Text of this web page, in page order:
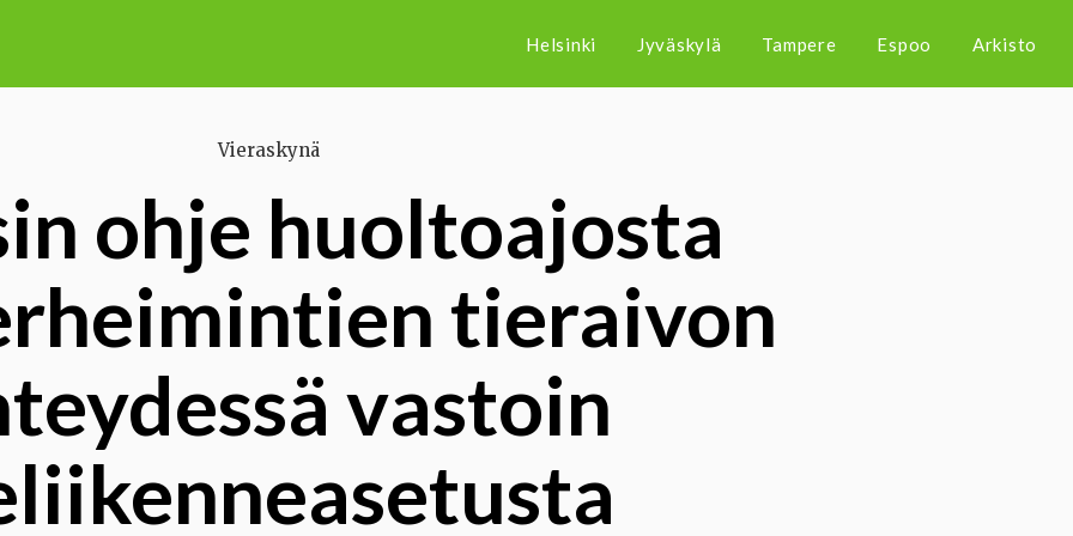
Helsinki Jyväskylä Tampere Espoo Arkisto
Vieraskynä
ohje huoltoajosta
tieraivon
vastoin